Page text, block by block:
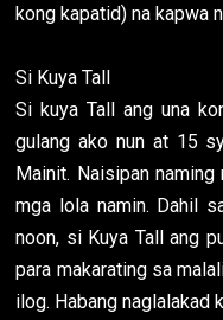
kong kapatid) na kapwa
Si Kuya Tall
Si kuya Tall ang una
gulang ako nun at 15
Mainit. Naisipan
mga lola namin. Dahil
noon, si Kuya Tall ang
para makarating sa
ilog. Habang naglalakad